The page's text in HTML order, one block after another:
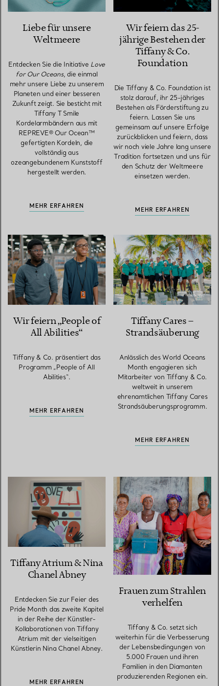
Liebe für unsere
Weltmeere
Entdecken Sie die Initiative Love
for Our Oceans, die einmal
mehr unsere Liebe zu unserem
Planeten und einer besseren
Zukunft zeigt. Sie besticht mit
Tiffany T Smile
Kordelarmbändern aus mit
REPREVE® Our Ocean™
gefertigten Kordeln, die
vollständig aus
ozeangebundenem Kunststoff
hergestellt werden.
MEHR ERFAHREN
Wir feiern das 25-
jährige Bestehen der
Tiffany & Co.
Foundation
Die Tiffany & Co. Foundation ist
stolz darauf, ihr 25-jähriges
Bestehen als Förderstiftung zu
feiern. Lassen Sie uns
gemeinsam auf unsere Erfolge
zurückblicken und feiern, dass
wir noch viele Jahre lang unsere
Tradition fortsetzen und uns für
den Schutz der Weltmeere
einsetzen werden.
MEHR ERFAHREN
Wir feiern „People of
All Abilities“
Tiffany & Co. präsentiert das
Programm „People of All
Abilities“.
MEHR ERFAHREN
Tiffany Cares –
Strandsäuberung
Anlässlich des World Oceans
Month engagieren sich
Mitarbeiter von Tiffany & Co.
weltweit in unserem
ehrenamtlichen Tiffany Cares
Strandsäuberungsprogramm.
MEHR ERFAHREN
Tiffany Atrium & Nina
Chanel Abney
Entdecken Sie zur Feier des
Pride Month das zweite Kapitel
in der Reihe der Künstler-
Kollaborationen von Tiffany
Atrium mit der vielseitigen
Künstlerin Nina Chanel Abney.
MEHR ERFAHREN
Frauen zum Strahlen
verhelfen
Tiffany & Co. setzt sich
weiterhin für die Verbesserung
der Lebensbedingungen von
5.000 Frauen und ihren
Familien in den Diamanten
produzierenden Regionen ein.